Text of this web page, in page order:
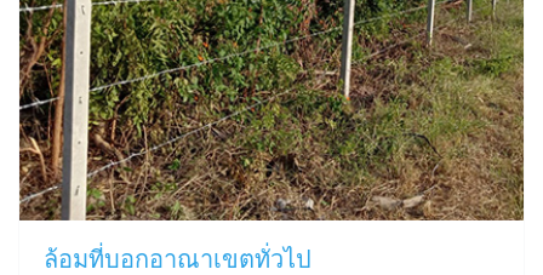
ล้อมที่บอกอาณาเขตทั่วไป